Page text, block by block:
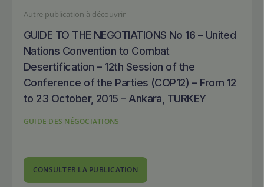
Autre publication à découvrir
GUIDE TO THE NEGOTIATIONS No 16 – United
Nations Convention to Combat
Desertification – 12th Session of the
Conference of the Parties (COP12) – From 12
to 23 October, 2015 – Ankara, TURKEY
GUIDE DES NÉGOCIATIONS
CONSULTER LA PUBLICATION